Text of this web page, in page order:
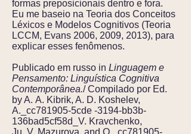
formas preposicionais dentro e fora.
Eu me baseio na Teoria dos Conceitos
Léxicos e Modelos Cognitivos (Teoria
LCCM, Evans 2006, 2009, 2013), para
explicar esses fenômenos.
Publicado em russo in Linguagem e
Pensamento: Linguística Cognitiva
Contemporânea./ Compilado por Ed.
by A. A. Kibrik, A. D. Koshelev,
A._cc781905-5cde -3194-bb3b-
136bad5cf58d_V. Kravchenko,
Ju. V. Mazurova, and O._cc781905-